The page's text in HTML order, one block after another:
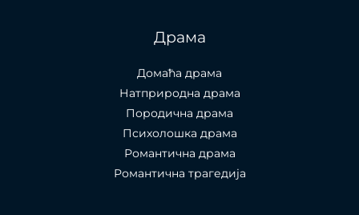
Драма
Домаћа драма
Натприродна драма
Породична драма
Психолошка драма
Романтична драма
Романтична трагедија